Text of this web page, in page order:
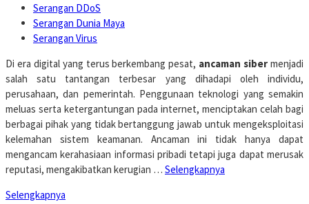
Serangan DDoS
Serangan Dunia Maya
Serangan Virus
Di era digital yang terus berkembang pesat, ancaman siber menjadi
salah satu tantangan terbesar yang dihadapi oleh individu,
perusahaan, dan pemerintah. Penggunaan teknologi yang semakin
meluas serta ketergantungan pada internet, menciptakan celah bagi
berbagai pihak yang tidak bertanggung jawab untuk mengeksploitasi
kelemahan sistem keamanan. Ancaman ini tidak hanya dapat
mengancam kerahasiaan informasi pribadi tetapi juga dapat merusak
reputasi, mengakibatkan kerugian … Selengkapnya
Selengkapnya